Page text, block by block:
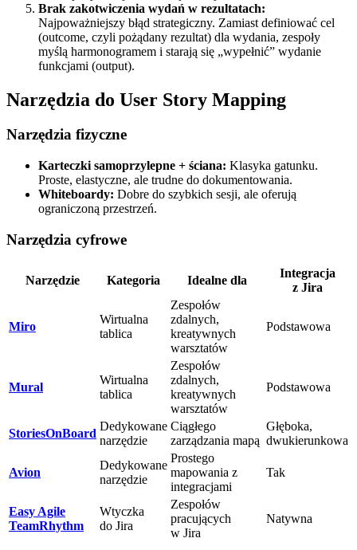
Brak zakotwiczenia wydań w rezultatach:
Najpoważniejszy błąd strategiczny. Zamiast definiować cel
(outcome, czyli pożądany rezultat) dla wydania, zespoły
myślą harmonogramem i starają się „wypełnić” wydanie
funkcjami (output).
Narzędzia do User Story Mapping
Narzędzia fizyczne
Karteczki samoprzylepne + ściana: Klasyka gatunku.
Proste, elastyczne, ale trudne do dokumentowania.
Whiteboardy: Dobre do szybkich sesji, ale oferują
ograniczoną przestrzeń.
Narzędzia cyfrowe
Narzędzie Kategoria Idealne dla
Integracja
z Jira
Miro
Wirtualna
tablica
Zespołów
zdalnych,
kreatywnych
warsztatów
Podstawowa
Mural
Wirtualna
tablica
Zespołów
zdalnych,
kreatywnych
warsztatów
Podstawowa
StoriesOnBoard
Dedykowane
narzędzie
Ciągłego
zarządzania mapą
Głęboka,
dwukierunkowa
Avion
Dedykowane
narzędzie
Prostego
mapowania z
integracjami
Tak
Easy Agile
TeamRhythm
Wtyczka
do Jira
Zespołów
pracujących
w Jira
Natywna